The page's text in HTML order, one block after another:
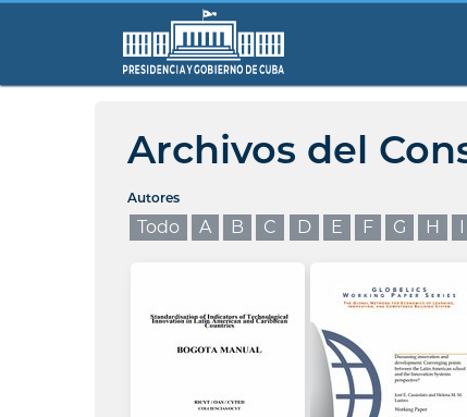
Archivos del
Autores
Todo A B C D E F G H I